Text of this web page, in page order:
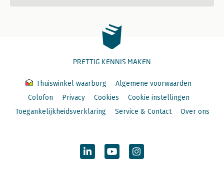
PRETTIG KENNIS MAKEN
Thuiswinkel waarborg
Algemene voorwaarden
Colofon
Privacy Cookies
Cookie instellingen
Toegankelijkheidsverklaring
Service & Contact Over ons